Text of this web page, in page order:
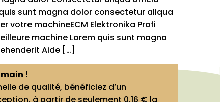
sunt magna dolor consectetur aliqua
votre machineECM Elektronika Profi
machine Lorem quis sunt magna
Aide […]
!
de qualité, bénéficiez d’un